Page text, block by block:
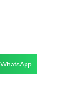
WhatsApp